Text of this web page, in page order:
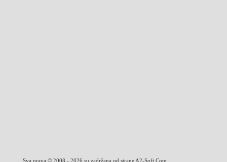
Sva prava © 2008 - 2026 su zadržana od strane A2-Soft.Com.